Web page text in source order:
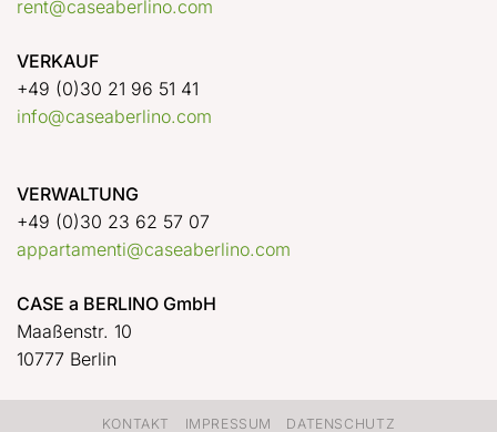
rent@caseaberlino.com
VERKAUF
+49 (0)30 21 96 51 41
info@caseaberlino.com
VERWALTUNG
+49 (0)30 23 62 57 07
appartamenti@caseaberlino.com
CASE a BERLINO GmbH
Maaßenstr. 10
10777 Berlin
KONTAKT IMPRESSUM DATENSCHUTZ